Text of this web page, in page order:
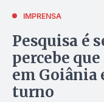
IMPRENSA
Pesquisa é
percebe
em Goiânia
turno